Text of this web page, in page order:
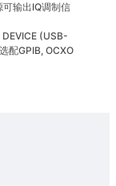
可输出IQ调制信
(USB-
配GPIB, OCXO